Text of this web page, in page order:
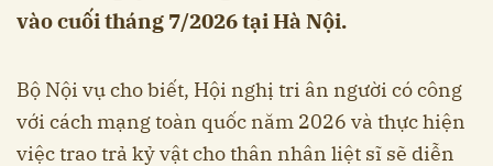
vào cuối tháng 7/2026 tại Hà Nội.
Bộ Nội vụ cho biết, Hội nghị tri ân người có công
với cách mạng toàn quốc năm 2026 và thực hiện
việc trao trả kỷ vật cho thân nhân liệt sĩ sẽ diễn